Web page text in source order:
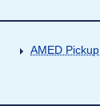
AMED Pickup